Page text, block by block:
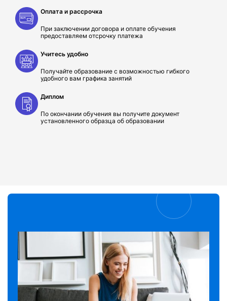
Оплата и рассрочка
При заключении договора и оплате обучения
предоставляем отсрочку платежа
Учитесь удобно
Получайте образование с возможностью гибкого
удобного вам графика занятий
Диплом
По окончании обучения вы получите документ
установленного образца об образовании